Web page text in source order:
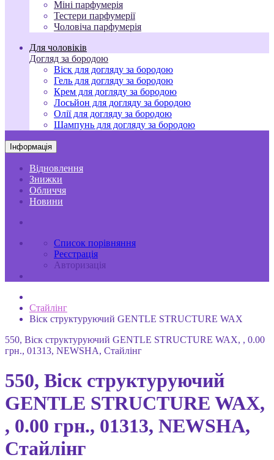
Міні парфумерія
Тестери парфумерії
Чоловіча парфумерія
Для чоловіків
Догляд за бородою
Віск для догляду за бородою
Гель для догляду за бородою
Крем для догляду за бородою
Лосьйон для догляду за бородою
Олії для догляду за бородою
Шампунь для догляду за бородою
Інформація
Відновлення
Знижки
Обличчя
Новини
Список порівняння
Реєстрація
Авторизація
Стайлінг
Віск структуруючий GENTLE STRUCTURE WAX
550, Віск структуруючий GENTLE STRUCTURE WAX, , 0.00
грн., 01313, NEWSHA, Стайлінг
550, Віск структуруючий
GENTLE STRUCTURE WAX,
, 0.00 грн., 01313, NEWSHA,
Стайлінг